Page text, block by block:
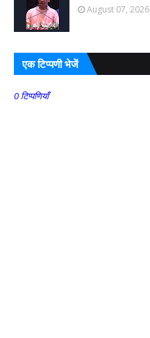
August 07, 2026
एक टिप्पणी भेजें
0 टिप्पणियाँ